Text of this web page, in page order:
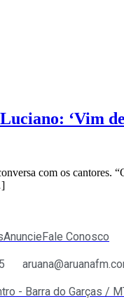
‘Vim de
com os cantores.
Anuncie Fale Conosco
- Barra do Garças /